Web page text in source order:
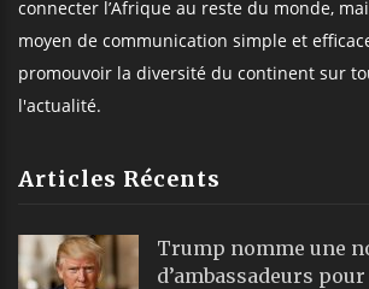
connecter l’Afrique au reste du monde,
moyen de communication simple et
promouvoir la diversité du continent sur
l'actualité.
Articles Récents
Trump nomme une
d’ambassadeurs